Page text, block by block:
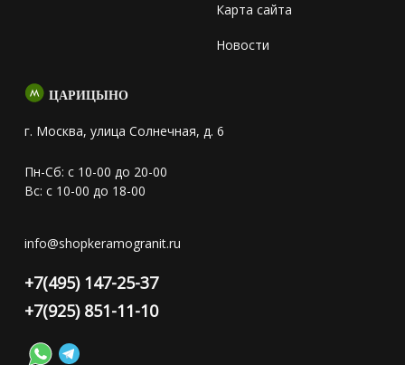
Карта сайта
Новости
ЦАРИЦЫНО
г. Москва, улица Солнечная, д. 6
Пн-Сб: с 10-00 до 20-00
Вс: с 10-00 до 18-00
info@shopkeramogranit.ru
+7(495) 147-25-37
+7(925) 851-11-10